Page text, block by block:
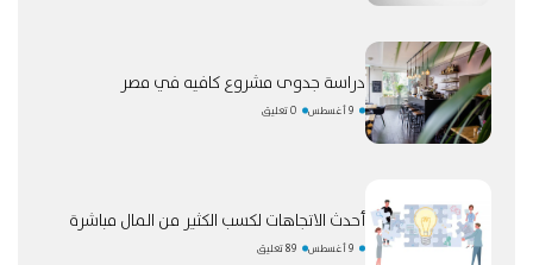
دراسة جدوى مشروع كافيه في مصر
9 أغسطس 0 تعليق
أحدث الاتجاهات لكسب الكثير من المال مباشرة
9 أغسطس 89 تعليق